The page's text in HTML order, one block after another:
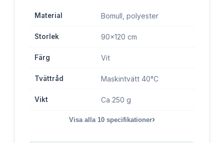
Material Bomull, polyester
Storlek 90x120 cm
Färg Vit
Tvättråd Maskintvätt 40°C
Vikt Ca 250 g
Visa alla 10 specifikationer›